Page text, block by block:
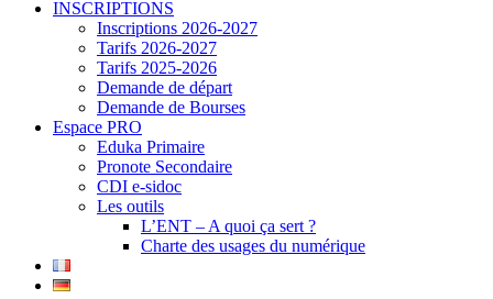
INSCRIPTIONS
Inscriptions 2026-2027
Tarifs 2026-2027
Tarifs 2025-2026
Demande de départ
Demande de Bourses
Espace PRO
Eduka Primaire
Pronote Secondaire
CDI e-sidoc
Les outils
L’ENT – A quoi ça sert ?
Charte des usages du numérique